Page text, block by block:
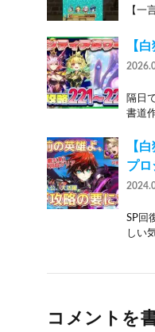
【一
【
隔日
書道
【
プロ
SP回
しい
コメントを